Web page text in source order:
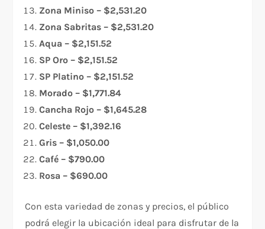
Zona Miniso – $2,531.20
Zona Sabritas – $2,531.20
Aqua – $2,151.52
SP Oro – $2,151.52
SP Platino – $2,151.52
Morado – $1,771.84
Cancha Rojo – $1,645.28
Celeste – $1,392.16
Gris – $1,050.00
Café – $790.00
Rosa – $690.00
Con esta variedad de zonas y precios, el público
podrá elegir la ubicación ideal para disfrutar de la